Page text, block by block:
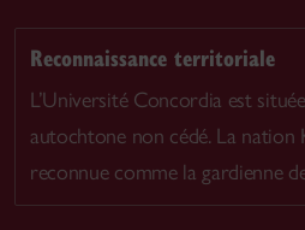
Reconnaissance territoriale
L’Université Concordia est
autochtone non cédé. La nation
reconnue comme la gardienne